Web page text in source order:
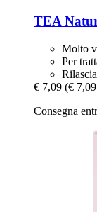
TEA
Molto
Per
€ 7,09 (€
Consegna